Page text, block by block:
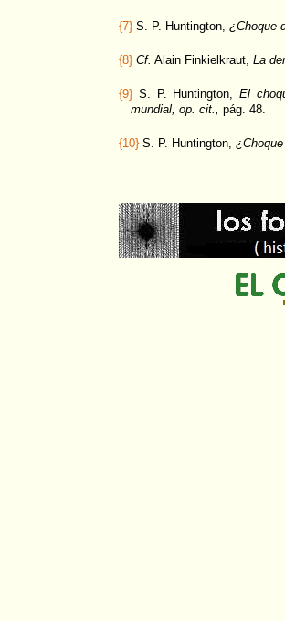
{7} S. P. Huntington, ¿Choque
{8} Cf. Alain Finkielkraut, La
{9} S. P. Huntington, El
mundial, op. cit., pág. 48.
{10} S. P. Huntington,